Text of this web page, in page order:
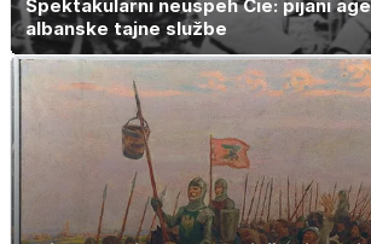
Spektakularni neuspeh Cie: pijani
albanske tajne službe